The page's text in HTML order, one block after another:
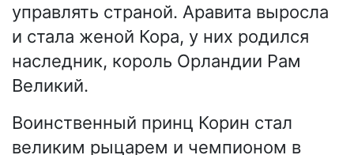
управлять страной. Аравита выросла
и стала женой Кора, у них родился
наследник, король Орландии Рам
Великий.
Воинственный принц Корин стал
великим рыцарем и чемпионом в